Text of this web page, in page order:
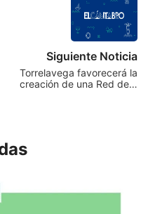
Siguiente Noticia
Torrelavega favorecerá la
creación de una Red de…